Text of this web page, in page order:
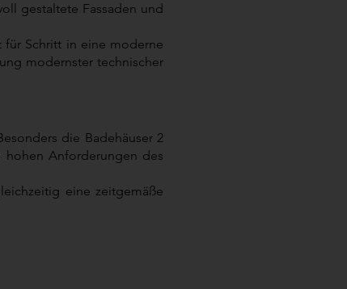
gestaltete Fassaden und
für Schritt in eine moderne
modernster technischer
die Badehäuser 2
hohen Anforderungen des
eine zeitgemäße